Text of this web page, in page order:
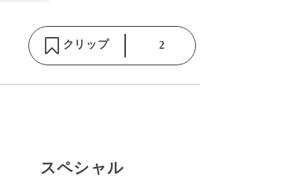
クリップ 2
スペシャル